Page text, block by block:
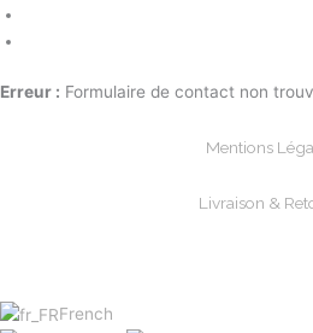
Erreur : Formulaire de contact non
Mentions
Livraison &
French